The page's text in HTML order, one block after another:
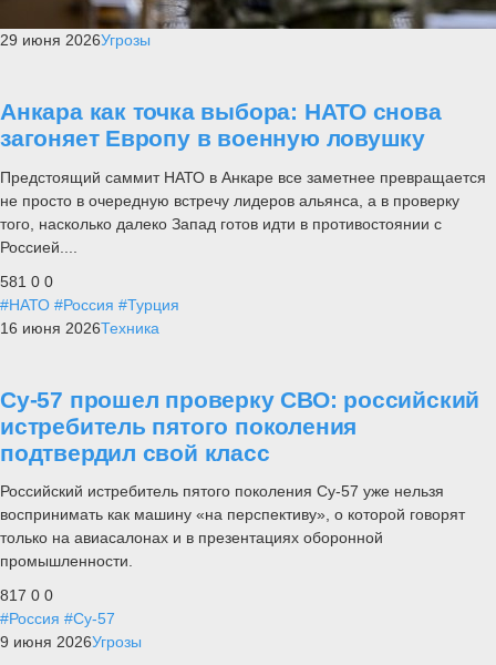
29 июня 2026Угрозы
Анкара как точка выбора: НАТО снова
загоняет Европу в военную ловушку
Предстоящий саммит НАТО в Анкаре все заметнее превращается
не просто в очередную встречу лидеров альянса, а в проверку
того, насколько далеко Запад готов идти в противостоянии с
Россией....
581 0 0
#НАТО #Россия #Турция
16 июня 2026Техника
Су-57 прошел проверку СВО: российский
истребитель пятого поколения
подтвердил свой класс
Российский истребитель пятого поколения Су-57 уже нельзя
воспринимать как машину «на перспективу», о которой говорят
только на авиасалонах и в презентациях оборонной
промышленности.
817 0 0
#Россия #Су-57
9 июня 2026Угрозы